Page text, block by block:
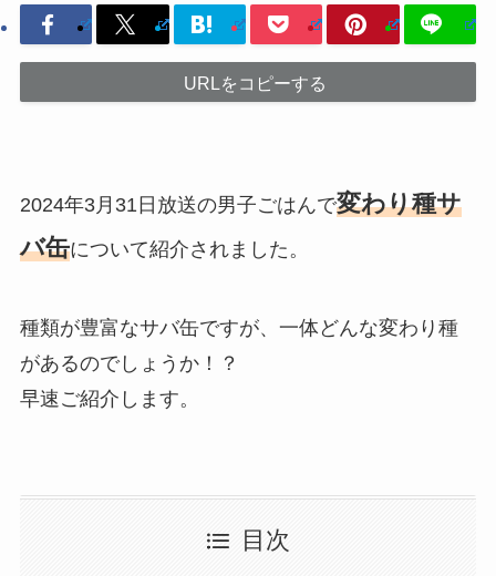
URLをコピーする
2024年3月31日放送の男子ごはんで変わり種サ
バ缶について紹介されました。
種類が豊富なサバ缶ですが、一体どんな変わり種
があるのでしょうか！？
早速ご紹介します。
目次